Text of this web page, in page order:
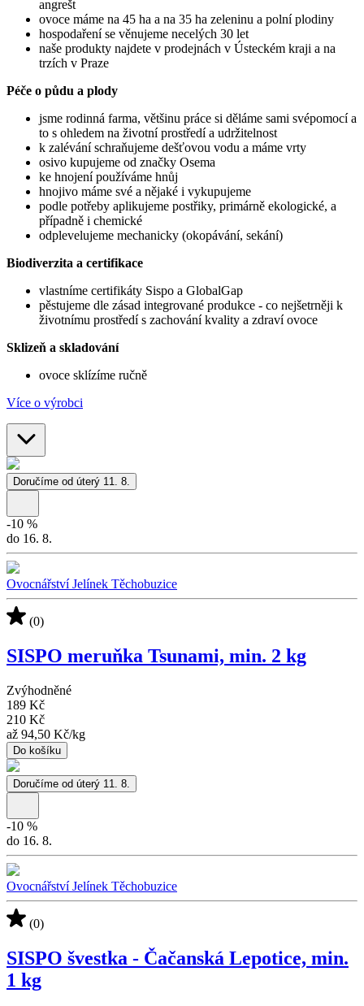
angrešt
ovoce máme na 45 ha a na 35 ha zeleninu a polní plodiny
hospodaření se věnujeme necelých 30 let
naše produkty najdete v prodejnách v Ústeckém kraji a na
trzích v Praze
Péče o půdu a plody
jsme rodinná farma, většinu práce si děláme sami svépomocí a
to s ohledem na životní prostředí a udržitelnost
k zalévání schraňujeme dešťovou vodu a máme vrty
osivo kupujeme od značky Osema
ke hnojení používáme hnůj
hnojivo máme své a nějaké i vykupujeme
podle potřeby aplikujeme postřiky, primárně ekologické, a
případně i chemické
odplevelujeme mechanicky (okopávání, sekání)
Biodiverzita a certifikace
vlastníme certifikáty Sispo a GlobalGap
pěstujeme dle zásad integrované produkce - co nejšetrněji k
životnímu prostředí s zachování kvality a zdraví ovoce
Sklizeň a skladování
ovoce sklízíme ručně
Více o výrobci
Doručíme od úterý 11. 8.
-10 %
do 16. 8.
Ovocnářství Jelínek Těchobuzice
(0)
SISPO meruňka Tsunami, min. 2 kg
Zvýhodněné
189 Kč
210 Kč
až 94,50 Kč/kg
Do košíku
Doručíme od úterý 11. 8.
-10 %
do 16. 8.
Ovocnářství Jelínek Těchobuzice
(0)
SISPO švestka - Čačanská Lepotice, min.
1 kg